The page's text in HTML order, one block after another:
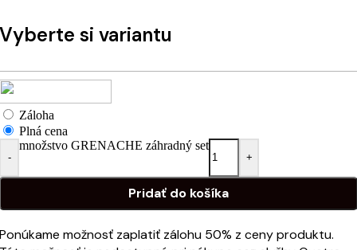
Vyberte si variantu
Záloha
Plná cena
-
množstvo GRENACHE záhradný set
+
Pridať do košíka
Ponúkame možnosť zaplatiť zálohu 50% z ceny produktu.